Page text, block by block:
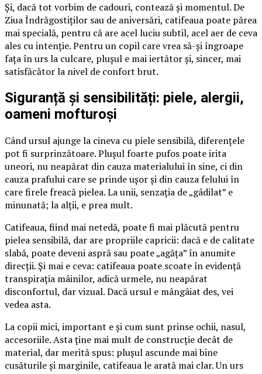
Și, dacă tot vorbim de cadouri, contează și momentul. De
Ziua Îndrăgostiților sau de aniversări, catifeaua poate părea
mai specială, pentru că are acel luciu subtil, acel aer de ceva
ales cu intenție. Pentru un copil care vrea să-și îngroape
fața în urs la culcare, plușul e mai iertător și, sincer, mai
satisfăcător la nivel de confort brut.
Siguranță și sensibilități: piele, alergii,
oameni mofturoși
Când ursul ajunge la cineva cu piele sensibilă, diferențele
pot fi surprinzătoare. Plușul foarte pufos poate irita
uneori, nu neapărat din cauza materialului în sine, ci din
cauza prafului care se prinde ușor și din cauza felului în
care firele freacă pielea. La unii, senzația de „gâdilat” e
minunată; la alții, e prea mult.
Catifeaua, fiind mai netedă, poate fi mai plăcută pentru
pielea sensibilă, dar are propriile capricii: dacă e de calitate
slabă, poate deveni aspră sau poate „agăța” în anumite
direcții. Și mai e ceva: catifeaua poate scoate în evidență
transpirația mâinilor, adică urmele, nu neapărat
disconfortul, dar vizual. Dacă ursul e mângâiat des, vei
vedea asta.
La copii mici, important e și cum sunt prinse ochii, nasul,
accesoriile. Asta ține mai mult de construcție decât de
material, dar merită spus: plușul ascunde mai bine
cusăturile și marginile, catifeaua le arată mai clar. Un urs